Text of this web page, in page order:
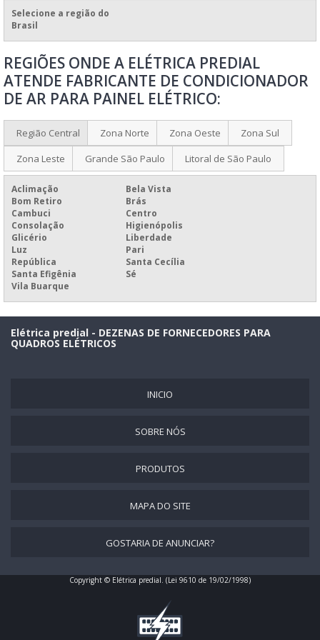
PAINÉIS ELÉTRICOS DE BAIXA TENSÃO
PAINEL COMANDO ELÉTRICO
PAINEL DE COMANDO ELÉTRICO
PAINEL DE COMANDO ELÉTRICO PARA QUEIMADORES
PAINEL DE CONTROLE ELÉTRICO
PAINEL ELÉTRICO
PAINEL ELÉTRICO A PROVA DE EXPLOSÃO
PAINEL ELÉTRICO AUTOPORTANTE
PAINEL ELÉTRICO BIFÁSICO
PAINEL ELÉTRICO CCM
PAINEL ELÉTRICO CLP
PAINEL ELÉTRICO COM BARRAMENTO
PAINEL ELÉTRICO COM PORTA INTERNA
PAINEL ELÉTRICO COM TAMPA DE ACRÍLICO
PAINEL ELÉTRICO DE POLICARBONATO
PAINEL ELÉTRICO EM INOX
Selecione a região do
Brasil
REGIÕES ONDE A ELÉTRICA PREDIAL
ATENDE FABRICANTE DE CONDICIONADOR
DE AR PARA PAINEL ELÉTRICO:
Região Central Zona Norte Zona Oeste
Zona Sul
Zona Leste
Grande São Paulo Litoral de São Paulo
Aclimação
Bela Vista
Bom Retiro
Brás
Cambuci
Centro
Consolação
Higienópolis
Glicério
Liberdade
Luz
Pari
República
Santa Cecília
Santa Efigênia
Sé
Vila Buarque
Elétrica predial - DEZENAS DE FORNECEDORES PARA
QUADROS ELÉTRICOS
INICIO
SOBRE NÓS
PRODUTOS
MAPA DO SITE
GOSTARIA DE ANUNCIAR?
Copyright © Elétrica predial. (Lei 9610 de 19/02/1998)